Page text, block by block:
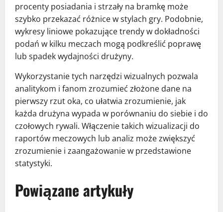
procenty posiadania i strzały na bramkę może
szybko przekazać różnice w stylach gry. Podobnie,
wykresy liniowe pokazujące trendy w dokładności
podań w kilku meczach mogą podkreślić poprawę
lub spadek wydajności drużyny.
Wykorzystanie tych narzędzi wizualnych pozwala
analitykom i fanom zrozumieć złożone dane na
pierwszy rzut oka, co ułatwia zrozumienie, jak
każda drużyna wypada w porównaniu do siebie i do
czołowych rywali. Włączenie takich wizualizacji do
raportów meczowych lub analiz może zwiększyć
zrozumienie i zaangażowanie w przedstawione
statystyki.
Powiązane artykuły